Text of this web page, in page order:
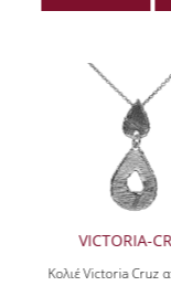
VICTORIA-
Κολιέ Victoria Cruz